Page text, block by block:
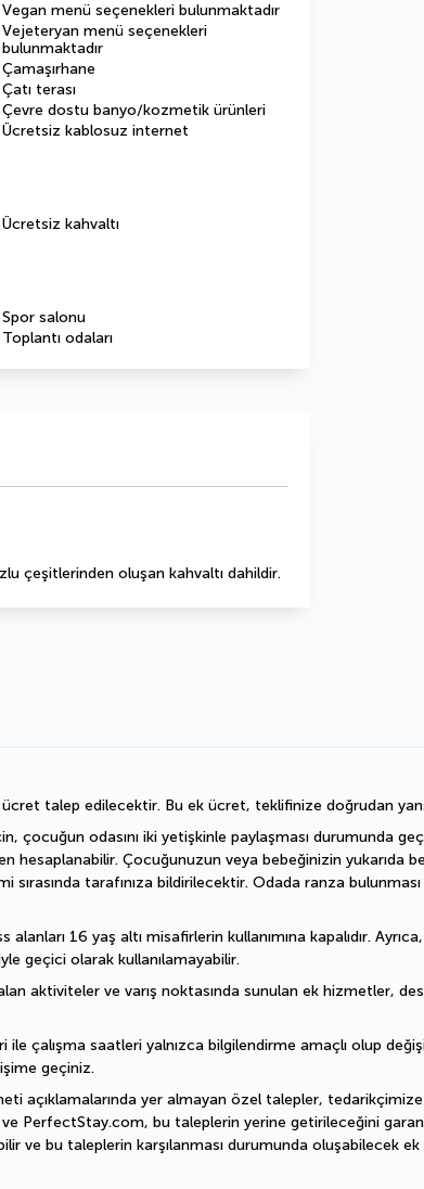
Vegan menü seçenekleri bulunmaktadır
Vejeteryan menü seçenekleri
bulunmaktadır
Çamaşırhane
Çatı terası
Çevre dostu banyo/kozmetik ürünleri
Ücretsiz kablosuz internet
Ücretsiz kahvaltı
Spor salonu
Toplantı odaları
çeşitlerinden oluşan kahvaltı dahildir.
talep edilecektir. Bu ek ücret, teklifinize doğrudan
çocuğun odasını iki yetişkinle paylaşması durumunda
Çocuğunuzun veya bebeğinizin yukarıda
tarafınıza bildirilecektir. Odada ranza
16 yaş altı misafirlerin kullanımına kapalıdır.
geçici olarak kullanılamayabilir.
aktiviteler ve varış noktasında sunulan ek hizmetler,
ile çalışma saatleri yalnızca bilgilendirme amaçlı olup
geçiniz.
açıklamalarında yer almayan özel talepler,
PerfectStay.com, bu taleplerin yerine getirileceğini
ve bu taleplerin karşılanması durumunda oluşabilecek